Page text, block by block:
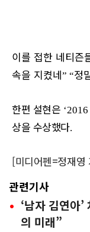
이를 접한 네티즌
속을 지켰네” “정
한편 설현은
상을 수상했다.
[미디어펜=정재영
관련기사
‘남자 김연아
의 미래”